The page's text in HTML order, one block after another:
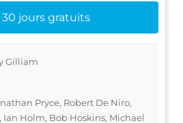
30 jours gratuits
Gilliam
Pryce, Robert De Niro,
Holm, Bob Hoskins, Michael